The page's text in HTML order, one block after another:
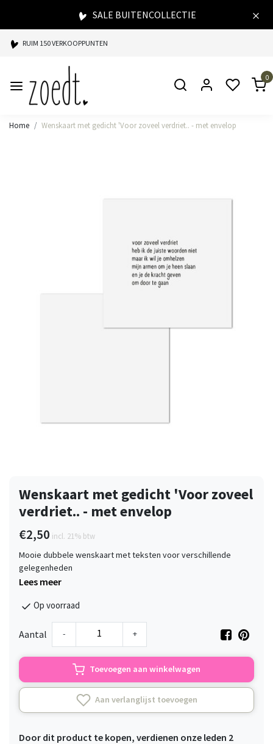
SALE BUITENCOLLECTIE
RUIM 150 VERKOOPPUNTEN
SPAARPUNTEN BIJ ELKE AANKOOP
SNELLE LEVERING
0
Home Wenskaart met gedicht 'Voor zoveel verdriet.. - met envelop
Wenskaart met gedicht 'Voor zoveel
verdriet.. - met envelop
€2,50 incl. 21% btw
Mooie dubbele wenskaart met teksten voor verschillende
gelegenheden
Lees meer
Op voorraad
Aantal - +
Toevoegen aan winkelwagen
Aan verlanglijst toevoegen
Door dit product te kopen, verdienen onze leden 2